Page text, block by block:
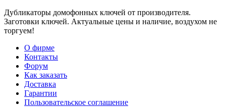
Дубликаторы домофонных ключей от производителя.
Заготовки ключей. Актуальные цены и наличие, воздухом не
торгуем!
О фирме
Контакты
Форум
Как заказать
Доставка
Гарантии
Пользовательское соглашение